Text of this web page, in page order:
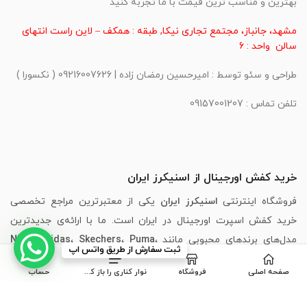
مشهد، جانباز، مجتمع تجاری نیکا, طبقه : همکف – لاین راست انتهای
سالن واحد : 6
طراحی و سئو توسط : امیرحسین رمضان زاده | 09216007626 ( نکسورا )
تلفن تماس : 09157001207
خرید کفش اورجینال از اسنیکرز ایران
فروشگاه اینترنتی اسنیکرز ایران یکی از معتبرترین مراجع تخصصی
خرید کفش اسپرت اورجینال در ایران است. ما با ارائه‌ی جدیدترین
مدل‌های برندهای محبوبی مانند
Nike،Adidas، Skechers، Puma،
New Balance
، تجربه‌ای مطمئن، سریع و لذت‌بخش از خرید
اینترنتی کفش را برای شما فراهم کرده‌ایم.
صفحه اصلی فروشگاه نوار کناری را باز کنید حساب
ثبت سفارش از طریق واتس اپ